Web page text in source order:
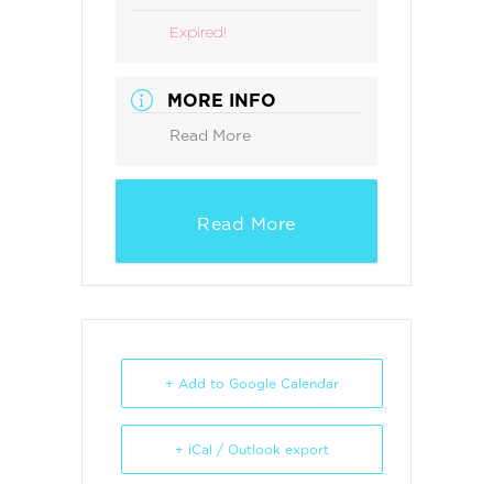
Expired!
MORE INFO
Read More
Read More
+ Add to Google Calendar
+ iCal / Outlook export